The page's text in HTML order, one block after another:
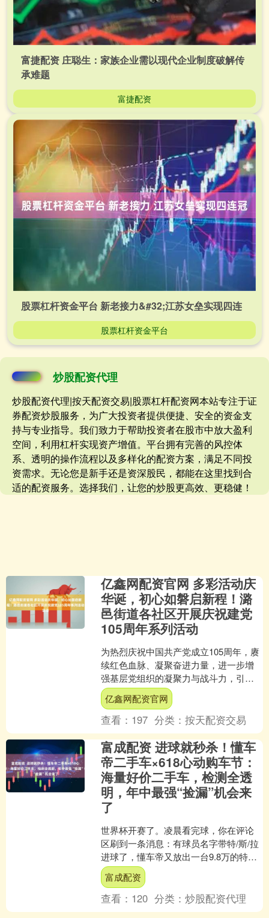
富捷配资 庄聪生：家族企业需以现代企业制度破解传
承难题
富捷配资
股票杠杆资金平台 新老接力&#32;江苏女垒实现四连
股票杠杆资金平台
炒股配资代理
炒股配资代理|按天配资交易|股票杠杆配资网本站专注于证
券配资炒股服务，为广大投资者提供便捷、安全的资金支
持与专业指导。我们致力于帮助投资者在股市中放大盈利
空间，利用杠杆实现资产增值。平台拥有完善的风控体
系、透明的操作流程以及多样化的配资方案，满足不同投
资需求。无论您是新手还是资深股民，都能在这里找到合
适的配资服务。选择我们，让您的炒股更高效、更稳健！
亿鑫网配资官网 多彩活动庆
华诞，初心如磐启新程！潞
邑街道各社区开展庆祝建党
105周年系列活动
为热烈庆祝中国共产党成立105周年，赓
续红色血脉、凝聚奋进力量，进一步增
强基层党组织的凝聚力与战斗力，引导
广大党员坚定理想信念、践行初心使
命，近日，潞邑街道各社....
亿鑫网配资官网
查看： 197 分类：按天配资交易
富成配资 进球就秒杀！懂车
帝二手车×618心动购车节：
海量好价二手车，检测全透
明，年中最强“捡漏”机会来
了
世界杯开赛了。凌晨看完球，你在评论
区刷到一条消息：有球员名字带特/斯/拉
进球了，懂车帝又放出一台9.8万的特斯
拉秒杀。你没看错看球还能有机会捡漏
一台车，2026....
富成配资
查看： 120 分类：炒股配资代理